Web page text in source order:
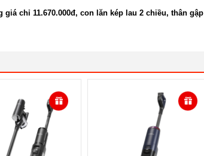
giá chỉ 11.670.000đ, con lăn kép lau 2 chiều, thân gập